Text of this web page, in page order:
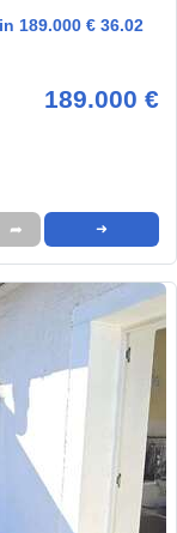
189.000 € 36.02
189.000 €
➦ ➜